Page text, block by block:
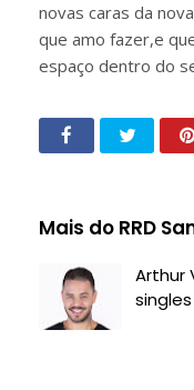
novas caras da
que amo fazer,e
espaço dentro do
Mais do RRD
Arthur
singles